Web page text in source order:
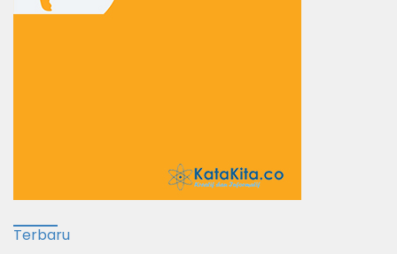
Terbaru